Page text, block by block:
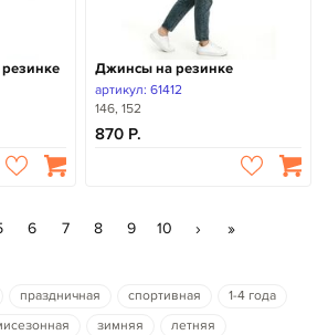
Джинсы на резинке
артикул: 61412
146, 152
870
6 7 8 9 10 › »
праздничная спортивная
1-4 года
зимняя
летняя